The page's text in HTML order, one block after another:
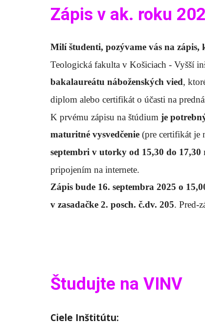
Zápis v ak. roku
Milí študenti, pozývame vás na zápis,
Teologická fakulta v Košiciach - Vyšší
bakalaureátu náboženských vied,
diplom alebo certifikát o účasti na
K prvému zápisu na štúdium je
maturitné vysvedčenie(pre certifikát je
septembri v utorky od 15,30 do 17,30
pripojením na internete.
Zápis bude 16. septembra 2025 o
v zasadačke 2. posch. č.dv. 205. Pred-
Študujte na VINV
Ciele Inštitútu: